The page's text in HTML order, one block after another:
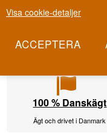
Visa cookie-detaljer
100 % Danskägt
Ägt och drivet i Danmark